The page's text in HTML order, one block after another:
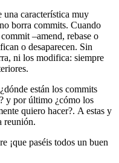
una característica muy
borra commits. Cuando
–amend, rebase o
o desaparecen. Sin
ni los modifica: siempre
están los commits
y por último ¿cómo los
quiero hacer?. A estas y
reunión.
¡que paséis todos un buen